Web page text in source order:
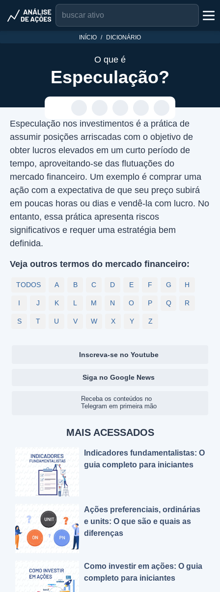
INÍCIO DICIONÁRIO
O que é
Especulação?
Especulação nos investimentos é a prática de
assumir posições arriscadas com o objetivo de
obter lucros elevados em um curto período de
tempo, aproveitando-se das flutuações do
mercado financeiro. Um exemplo é comprar uma
ação com a expectativa de que seu preço subirá
em poucas horas ou dias e vendê-la com lucro. No
entanto, essa prática apresenta riscos
significativos e requer uma estratégia bem
definida.
Veja outros termos do mercado financeiro:
TODOS A B C D E F G H
I J K L M N O P Q R
S T U V W X Y Z
Inscreva-se no Youtube
Siga no Google News
Receba os conteúdos no
Telegram em primeira mão
MAIS ACESSADOS
Indicadores fundamentalistas: O
guia completo para iniciantes
Ações preferenciais, ordinárias
e units: O que são e quais as
diferenças
Como investir em ações: O guia
completo para iniciantes